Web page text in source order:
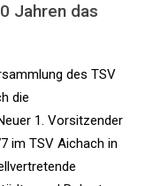
Jahren das
des TSV
die
1. Vorsitzender
im TSV Aichach in